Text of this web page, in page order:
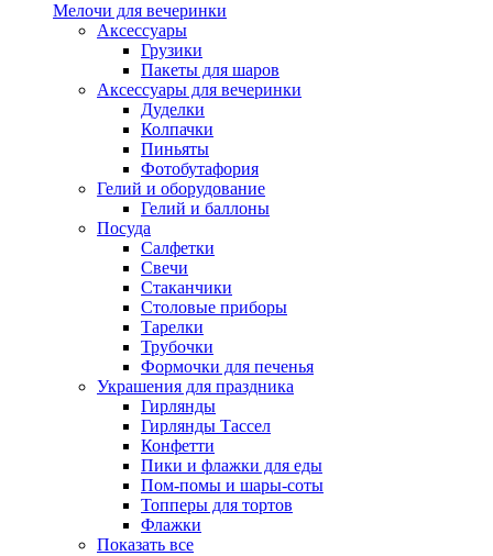
Мелочи для вечеринки
Аксессуары
Грузики
Пакеты для шаров
Аксессуары для вечеринки
Дуделки
Колпачки
Пиньяты
Фотобутафория
Гелий и оборудование
Гелий и баллоны
Посуда
Салфетки
Свечи
Стаканчики
Столовые приборы
Тарелки
Трубочки
Формочки для печенья
Украшения для праздника
Гирлянды
Гирлянды Тассел
Конфетти
Пики и флажки для еды
Пом-помы и шары-соты
Топперы для тортов
Флажки
Показать все